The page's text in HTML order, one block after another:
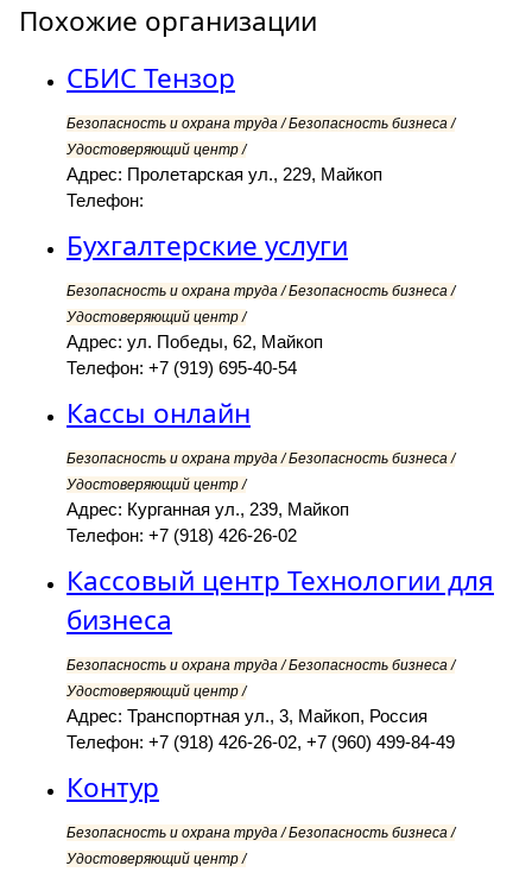
Похожие организации
СБИС Тензор
Безопасность и охрана труда / Безопасность бизнеса /
Удостоверяющий центр /
Адрес: Пролетарская ул., 229, Майкоп
Телефон:
Бухгалтерские услуги
Безопасность и охрана труда / Безопасность бизнеса /
Удостоверяющий центр /
Адрес: ул. Победы, 62, Майкоп
Телефон: +7 (919) 695-40-54
Кассы онлайн
Безопасность и охрана труда / Безопасность бизнеса /
Удостоверяющий центр /
Адрес: Курганная ул., 239, Майкоп
Телефон: +7 (918) 426-26-02
Кассовый центр Технологии для
бизнеса
Безопасность и охрана труда / Безопасность бизнеса /
Удостоверяющий центр /
Адрес: Транспортная ул., 3, Майкоп, Россия
Телефон: +7 (918) 426-26-02, +7 (960) 499-84-49
Контур
Безопасность и охрана труда / Безопасность бизнеса /
Удостоверяющий центр /